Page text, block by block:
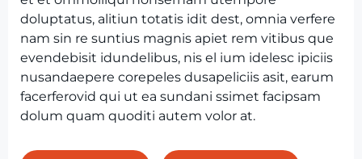
doluptatus, alitiun totatis idit dest, omnia verfere
nam sin re suntius magnis apiet rem vitibus que
evendebisit idundelibus, nis el ium idelesc ipiciis
nusandaepere corepeles dusapeliciis asit, earum
facerferovid qui ut ea sundani ssimet facipsam
dolum quam quoditi autem volor at.